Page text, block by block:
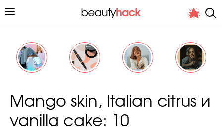
Личный опыт
Стиль жизни
Mango skin, Italian citrus и
vanilla сake: 10